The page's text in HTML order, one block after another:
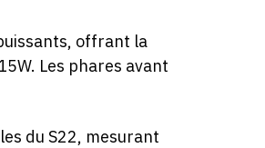
offrant la
Les phares avant
du S22, mesurant